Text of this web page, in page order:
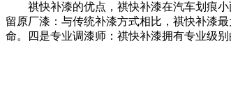
祺快补漆的优点，祺快补漆在汽车划痕
留原厂漆：与传统补漆方式相比，祺快补漆
命。四是专业调漆师：祺快补漆拥有专业级